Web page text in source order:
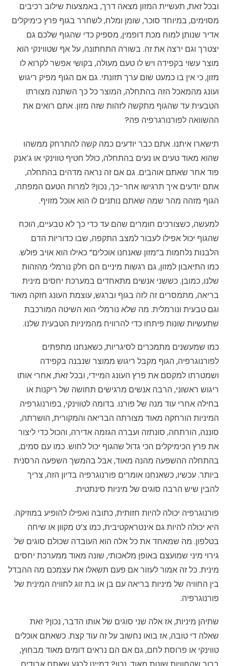
ובכל זאת, תעשיית המזון מצאה דרך, באמצעות שילוב רכיבים
מסוימים, במיוחד סוכר, שומן ומלח, לשחרר בגוף פרץ כימיקלים
אדיר שנותן למוח מכת דופמין, מספיק כדי שהגוף שלכם גם
יצטרך וגם ירצה את זה. בשורה התחתונה, על אף שטווינקי הוא
מוצר עשוי בקפידה ויש לו טעם מעולה, בקושי אפשר לקרוא לו
מזון, כי אין בו כמעט שום ערך תזונתי. גם אם הגוף מפיק ריגוש
ועונג מהמאכל הזה בהתחלה, המוצר כל כך השתנה מצורתו
הטבעית עד שהגוף מתקשה לזהות שזה מזון. אתם רואים את
ההשוואה לפורנורגרפיה פה?
תישארו איתנו. אתם כבר יודעים כמה קשה להתרחק ממשהו
שהוא מאוד טעים או נעים בהתחלה, כולל חטיף טווינקי או ג’אנק
פוד אחר שאתם אוהבים. גם אם זה נראה מדהים בהתחלה,
אתם יודעים איך תרגישו אחר-כך, נכון? למרות הטעם המפתה,
הגוף מזהה מהר שמה שאתם נותנים לו הוא אוכל מזויף.
למעשה, כשצורכים חומרים שהם עד כדי כך לא טבעיים, הוכח
שהגוף יכול אפילו לעבור למצב התקפה, שבו כדוריות הדם
הלבנות נלחמות ב”מזון שאנחנו אוכלים” כאילו הוא אויב פולש.
כמו התיאבון למזון, גם רגשות מיניים הם חלק נורמלי מהזהות
שלנו, כמובן. כששני אנשים מתאחדים במערכת יחסים מינית
בריאה, מתמסרים זה לזה בגוף וברגש, עוצמת העונג חזקה מאוד
וגם טבעית ונורמלית. מה שלא נורמלי הוא השיטה המורכבת
שתעשיות שונות פיתחו כדי להרוויח מהמיניות הטבעית שלנו.
כמו שמעשנים מתמכרים לסיגריות, כשאנחנו מתפתים
לפורנוגרפיה, הגוף מקבל ריגוש ממוצר שנבנה בקפידה
ושמטרתו למקסם את פרץ העונג המיידי, ובכל זאת, אחרי אותו
ריגוש ראשוני, הרבה אנשים מרגישים תחושה של ריקנות או
בחילה אחרי עוד מנה של פורנו. בדומה לטווינקי, בפורנוגרפיה
המיניות הורחקה מאוד מצורתה הבריאה והמקורית, הושרתה,
סוננה, הורתחה, סונתזה ועברה הגזמה אדירה, והכול כדי ליצור
את פרץ הכימיקלים הכי גדול שהגוף יכול לחוש. כמו עם סמים,
בהתחלה ההשפעה מהנה מאוד, אבל בהמשך השפעה הרסנית
ביותר. עכשיו, כשאנחנו אומרים פורנוגרפיה בדיון הזה, צריך
להבין שיש הרבה סוגים של מיניות סינתטית.
פורנוגרפיה יכולה להיות חזותית, כתובה ואפילו להופיע במוזיקה.
היא יכולה להיות גם אינטראקטיבית, כמו צ’ט מקוון או שיחה
בטלפון. מה שמאחד את כל אלה הוא העובדה שכולם סוגים של
גירוי מיני שמועצם באופן מלאכותי, שונה מאוד ממערכת יחסים
מינית. כל זה אמור לעזור אם פעם תשאלו את עצמכם מה ההבדל
בין החוויה של מיניות בריאה עם בן או בת זוג לחוויה המינית של
פורנוגרפיה.
שתיהן מיניות, אז אלה שני סוגים של אותו הדבר, נכון? זאת
שאלה די טובה, אז בואו נחשוב על זה עוד קצת. כשאתם אוכלים
טווינקי או פרוסת לחם, גם אם הם נראים דומים מאוד מבחוץ,